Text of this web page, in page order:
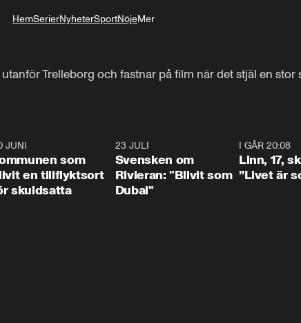
HemSerierNyheterSportNöjeMer
Trelleborg och fastnar på film när det stjäl en stor
JUNI
som
en tillflyktsort
skuldsatta
23 JULI
Svensken om
Rivieran: "Blivit som
Dubai"
I GÅR 20:08
Linn, 17,
”Livet är